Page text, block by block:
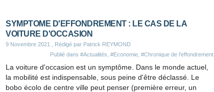
SYMPTOME D'EFFONDREMENT : LE CAS DE LA
VOITURE D'OCCASION
9 Novembre 2021
, Rédigé par Patrick REYMOND
Publié dans #Actualités #Economie #Chronique de l'effondrement
La voiture d'occasion est un symptôme. Dans le monde actuel,
la mobilité est indispensable, sous peine d'être déclassé. Le
bobo écolo de centre ville peut penser (première erreur, un